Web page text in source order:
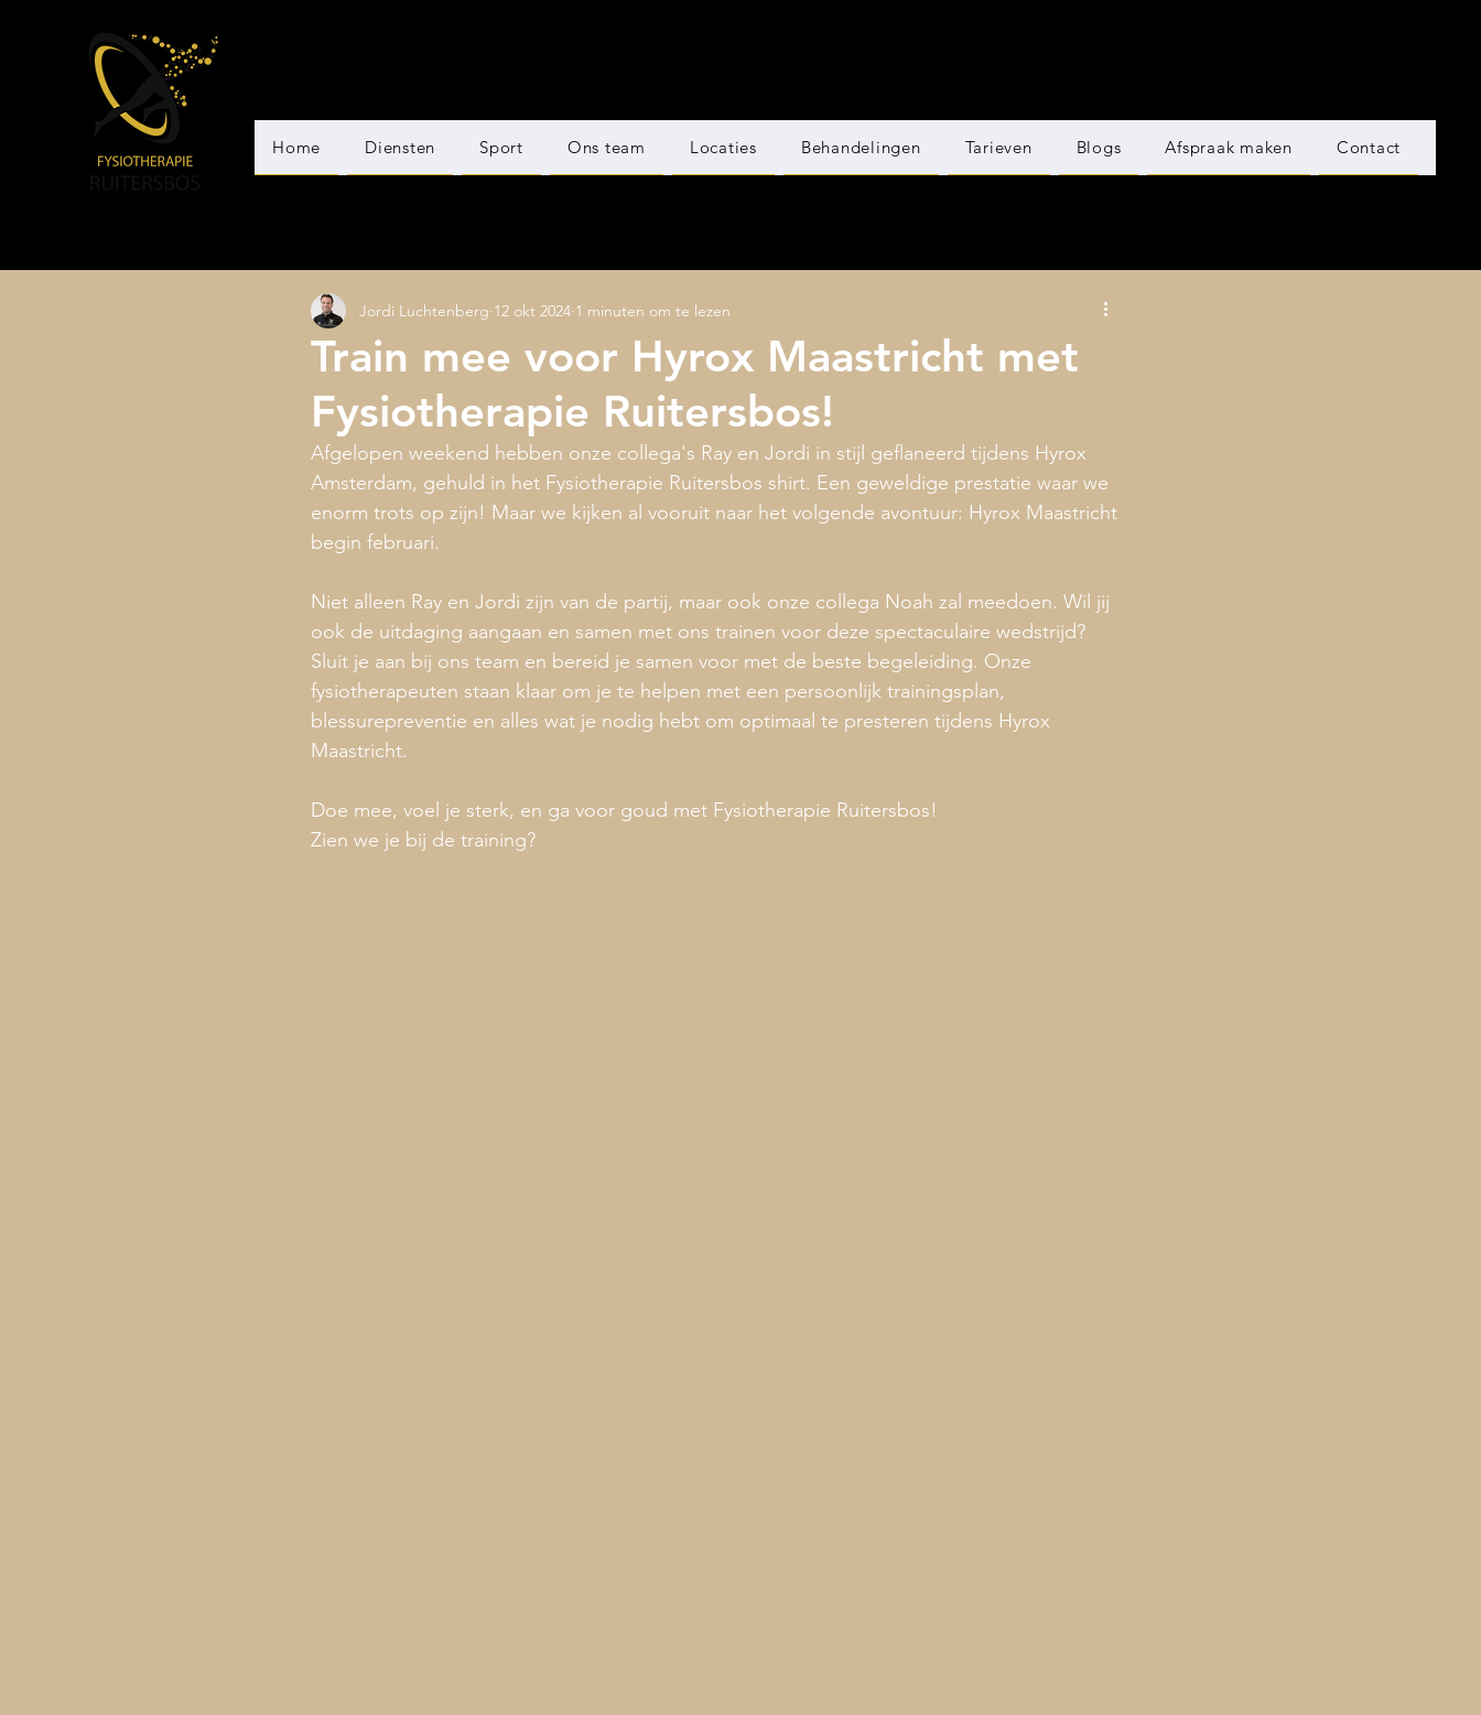
Home Diensten Sport Ons team Locaties Behandelingen Tarieven Blogs Afspraak maken Contact
Train mee voor Hyrox Maastricht met
Fysiotherapie Ruitersbos!
Jordi Luchtenberg 12 okt 2024 1 minuten om te lezen
Afgelopen weekend hebben onze collega's Ray en Jordi in stijl geflaneerd tijdens Hyrox
Amsterdam, gehuld in het Fysiotherapie Ruitersbos shirt. Een geweldige prestatie waar we
enorm trots op zijn! Maar we kijken al vooruit naar het volgende avontuur: Hyrox Maastricht
begin februari.
Niet alleen Ray en Jordi zijn van de partij, maar ook onze collega Noah zal meedoen. Wil jij
ook de uitdaging aangaan en samen met ons trainen voor deze spectaculaire wedstrijd?
Sluit je aan bij ons team en bereid je samen voor met de beste begeleiding. Onze
fysiotherapeuten staan klaar om je te helpen met een persoonlijk trainingsplan,
blessurepreventie en alles wat je nodig hebt om optimaal te presteren tijdens Hyrox
Maastricht.
Doe mee, voel je sterk, en ga voor goud met Fysiotherapie Ruitersbos!
Zien we je bij de training?